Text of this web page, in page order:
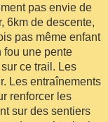
pas envie de
6km de descente,
pas même enfant
fou une pente
ce trail. Les
Les entraînements
renforcer les
sur des sentiers